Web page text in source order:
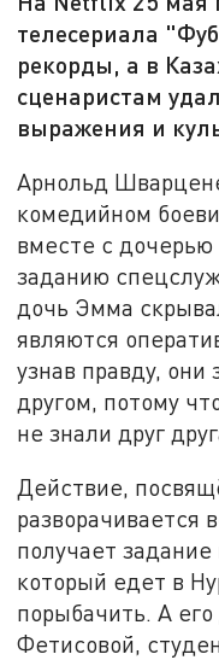
телесериала
рекорды, а в
сценаристам
выражения и
Арнольд
комедийном
вместе с дочерью
заданию
дочь Эмма
являются
узнав правду, они
другом, потому
не знали друг
Действие,
разворачивается
получает
который едет в
порыбачить. А
Фетисовой,